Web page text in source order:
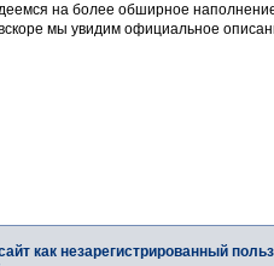
на более обширное
мы увидим официальное
как незарегистрированный